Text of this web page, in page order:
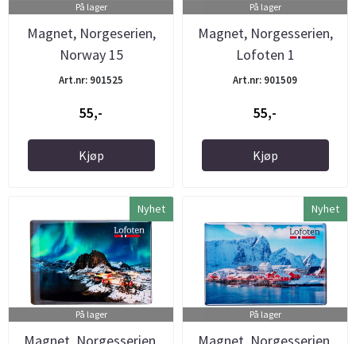
På lager
Magnet, Norgeserien,
Norway 15
Art.nr: 901525
55,-
Kjøp
På lager
Magnet, Norgesserien,
Lofoten 1
Art.nr: 901509
55,-
Kjøp
Nyhet
På lager
Magnet, Norgesserien,
Nyhet
På lager
Magnet, Norgesserien,